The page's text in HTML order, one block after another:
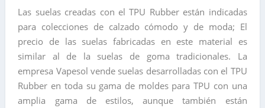
Las suelas creadas con el TPU Rubber están indicadas
para colecciones de calzado cómodo y de moda; El
precio de las suelas fabricadas en este material es
similar al de la suelas de goma tradicionales. La
empresa Vapesol vende suelas desarrolladas con el TPU
Rubber en toda su gama de moldes para TPU con una
amplia gama de estilos, aunque también están